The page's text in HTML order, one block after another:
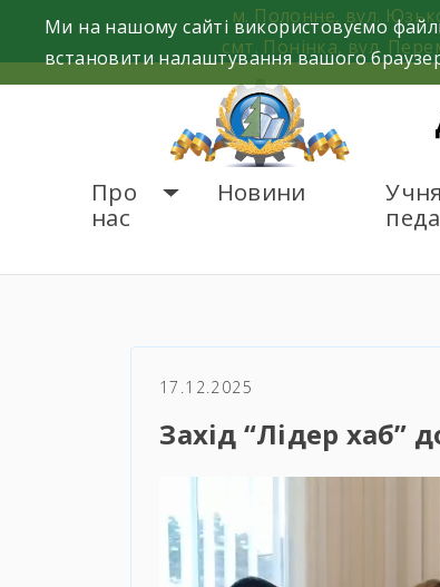
м. Полонне, вул.
смт. Понінка, вул.
Про
нас
Новини
17.12.2025
Захід “Лідер хаб”
Ми на нашому сайті використовуємо
встановити налаштування вашого